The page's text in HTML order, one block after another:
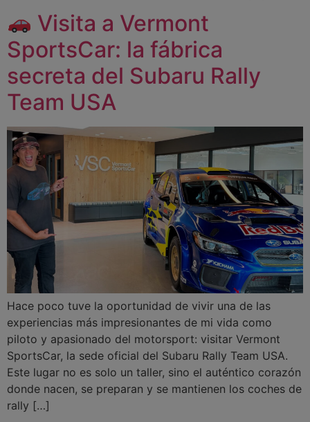
Visita a Vermont
SportsCar: la fábrica
secreta del Subaru Rally
Team USA
Hace poco tuve la oportunidad de vivir una de las
experiencias más impresionantes de mi vida como
piloto y apasionado del motorsport: visitar Vermont
SportsCar, la sede oficial del Subaru Rally Team USA.
Este lugar no es solo un taller, sino el auténtico corazón
donde nacen, se preparan y se mantienen los coches de
rally […]